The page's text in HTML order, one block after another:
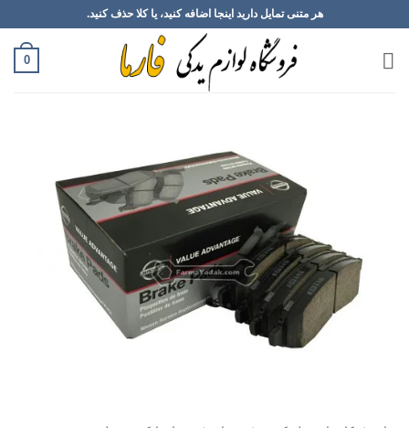
to
content
هر متنی تمایل دارید اینجا اضافه کنید، یا کلا حذف کنید.
0